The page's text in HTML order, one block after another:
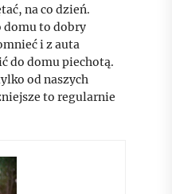
na co dzień.
domu to dobry
i z auta
do domu piechotą.
od naszych
to regularnie